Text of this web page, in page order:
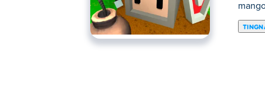
Dito maaari kang maglaro ng Bomber